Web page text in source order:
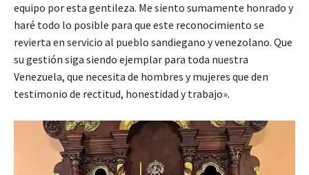
equipo por esta gentileza. Me siento sumamente honrado y
haré todo lo posible para que este reconocimiento se
revierta en servicio al pueblo sandiegano y venezolano. Que
su gestión siga siendo ejemplar para toda nuestra
Venezuela, que necesita de hombres y mujeres que den
testimonio de rectitud, honestidad y trabajo».